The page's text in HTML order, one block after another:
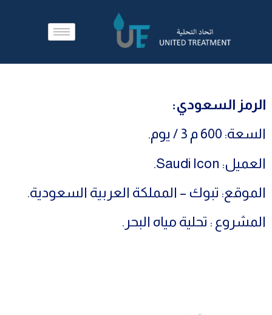
الرمز السعودي:
السعة: 600 م 3 / يوم.
العميل: Saudi Icon.
الموقع: تبوك – المملكة العربية السعودية.
المشروع : تحلية مياه البحر.